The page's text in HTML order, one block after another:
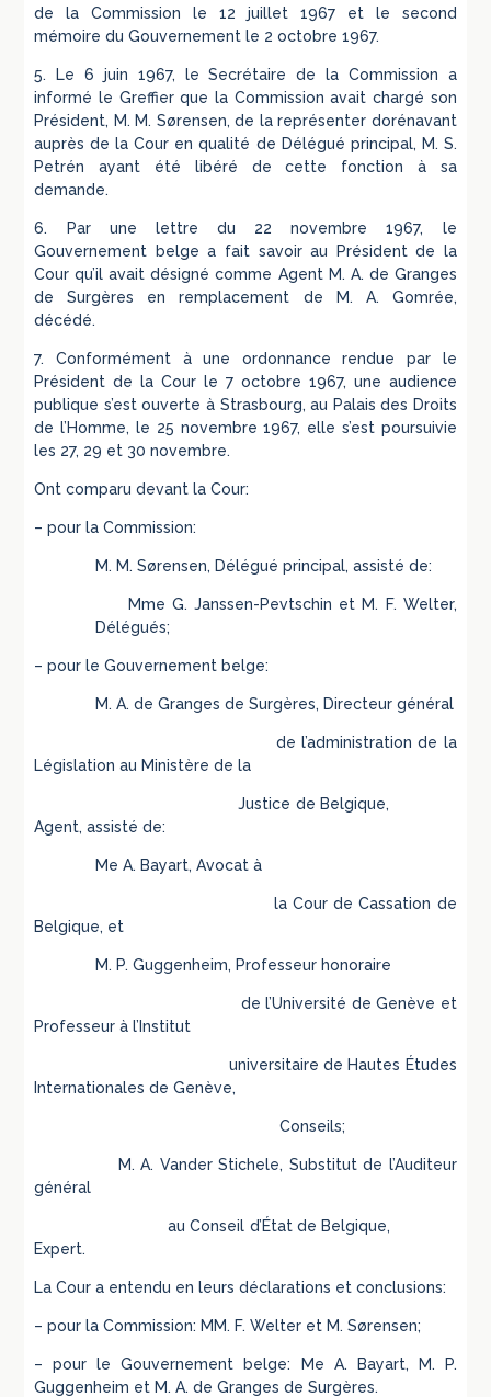
de la Commission le 12 juillet 1967 et le second
mémoire du Gouvernement le 2 octobre 1967.
5. Le 6 juin 1967, le Secrétaire de la Commission a
informé le Greffier que la Commission avait chargé son
Président, M. M. Sørensen, de la représenter dorénavant
auprès de la Cour en qualité de Délégué principal, M. S.
Petrén ayant été libéré de cette fonction à sa
demande.
6. Par une lettre du 22 novembre 1967, le
Gouvernement belge a fait savoir au Président de la
Cour qu’il avait désigné comme Agent M. A. de Granges
de Surgères en remplacement de M. A. Gomrée,
décédé.
7. Conformément à une ordonnance rendue par le
Président de la Cour le 7 octobre 1967, une audience
publique s’est ouverte à Strasbourg, au Palais des Droits
de l’Homme, le 25 novembre 1967, elle s’est poursuivie
les 27, 29 et 30 novembre.
Ont comparu devant la Cour:
– pour la Commission:
M. M. Sørensen, Délégué principal, assisté de:
Mme G. Janssen-Pevtschin et M. F. Welter,
Délégués;
– pour le Gouvernement belge:
M. A. de Granges de Surgères, Directeur général
de l’administration de la
Législation au Ministère de la
Justice de Belgique,
Agent, assisté de:
Me A. Bayart, Avocat à
la Cour de Cassation de
Belgique, et
M. P. Guggenheim, Professeur honoraire
de l’Université de Genève et
Professeur à l’Institut
universitaire de Hautes Études
Internationales de Genève,
Conseils;
M. A. Vander Stichele, Substitut de l’Auditeur
général
au Conseil d’État de Belgique,
Expert.
La Cour a entendu en leurs déclarations et conclusions:
– pour la Commission: MM. F. Welter et M. Sørensen;
– pour le Gouvernement belge: Me A. Bayart, M. P.
Guggenheim et M. A. de Granges de Surgères.